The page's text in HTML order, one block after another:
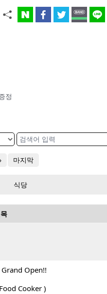
정
마지막
식당
Open!!
Cooker )